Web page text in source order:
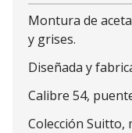
Montura de
y grises.
Diseñada y
Calibre 54,
Colección Suitto,